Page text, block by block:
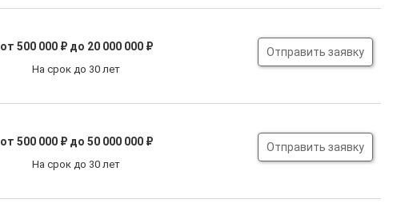
от 500 000 ₽ до 20 000 000 ₽
На срок до 30 лет
Отправить заявку
от 500 000 ₽ до 50 000 000 ₽
На срок до 30 лет
Отправить заявку